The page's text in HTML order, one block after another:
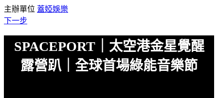
主辦單位 蓋婭娛樂
下一步
SPACEPORT｜太空港金星覺醒
露營趴｜全球首場綠能音樂節